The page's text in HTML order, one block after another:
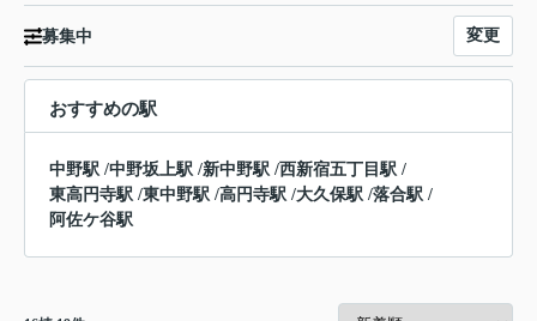
募集中 変更
おすすめの駅
中野駅 /中野坂上駅 /新中野駅 /西新宿五丁目駅 /
東高円寺駅 /東中野駅 /高円寺駅 /大久保駅 /落合駅 /
阿佐ケ谷駅